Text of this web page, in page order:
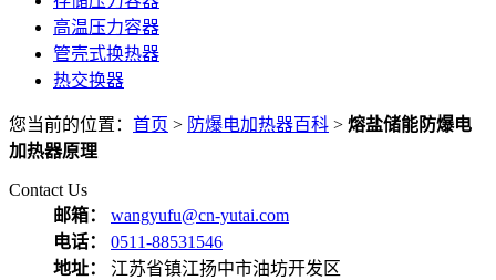
高温压力容器
管壳式换热器
热交换器
您当前的位置： 首页 > 防爆电加热器百科 > 熔盐储能防爆电
加热器原理
Contact Us
邮箱：
wangyufu@cn-yutai.com
电话：
0511-88531546
地址：
江苏省镇江扬中市油坊开发区